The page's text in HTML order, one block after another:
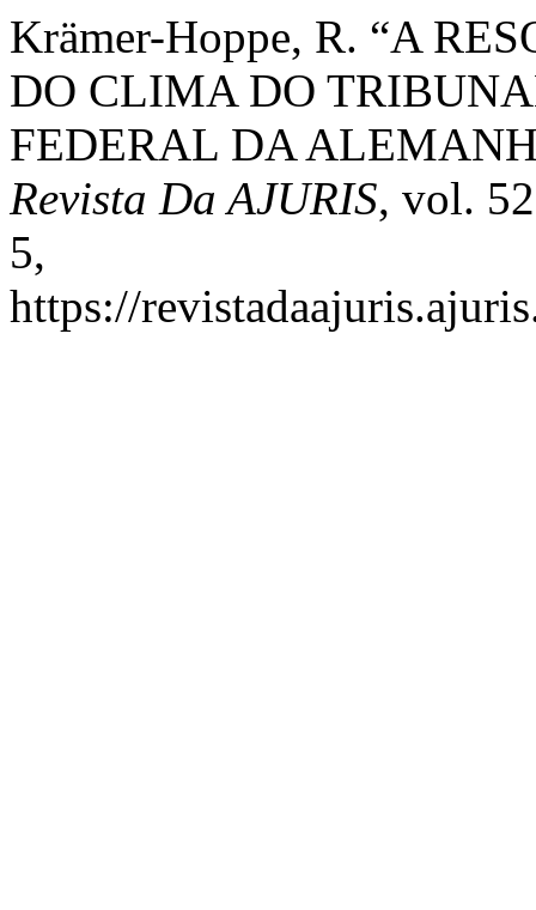
Krämer-Hoppe, R. “A
DO CLIMA DO
FEDERAL DA
Revista Da AJURIS, vol.
5,
https://